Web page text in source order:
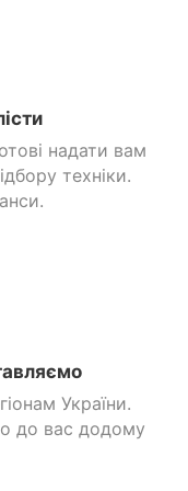
надати вам
техніки.
України.
до вас додому